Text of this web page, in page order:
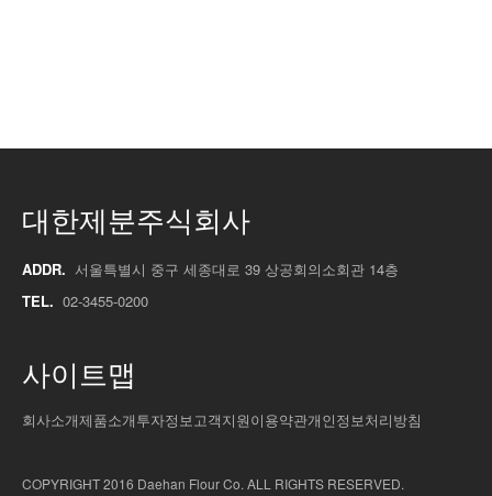
대한제분주식회사
ADDR. 서울특별시 중구 세종대로 39 상공회의소회관 14층
TEL. 02-3455-0200
사이트맵
회사소개제품소개투자정보고객지원이용약관개인정보처리방침
COPYRIGHT 2016 Daehan Flour Co. ALL RIGHTS RESERVED.